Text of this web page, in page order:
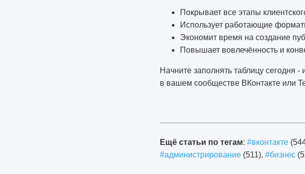
Покрывает все этапы
Использует работающие
Экономит время на создание
Повышает вовлечённость и
Начните заполнять таблицу сегодня
в вашем сообществе ВКонтакте или
Ещё статьи по тегам: #вконтакте
#администрирование (511), #бизнес